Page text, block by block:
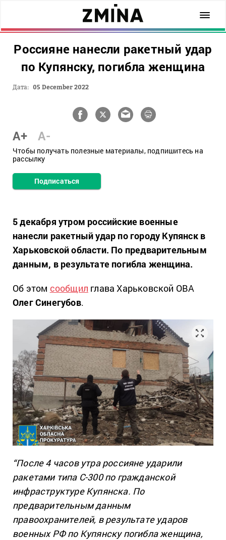
Россияне нанесли ракетный удар
по Купянску, погибла женщина
Дата: 05 December 2022
A+ A-
Чтобы получать полезные материалы, подпишитесь на
рассылку
Подписаться
5 декабря утром российские военные
нанесли ракетный удар по городу Купянск в
Харьковской области. По предварительным
данным, в результате погибла женщина.
Об этом сообщил глава Харьковской ОВА
Олег Синегубов.
“После 4 часов утра россияне ударили
ракетами типа С-300 по гражданской
инфраструктуре Купянска. По
предварительным данным
правоохранителей, в результате ударов
военных РФ по Купянску погибла женщина,